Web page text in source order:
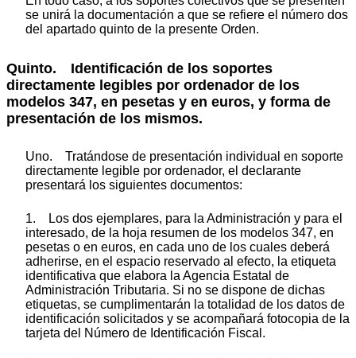
se unirá la documentación a que se refiere el número dos
del apartado quinto de la presente Orden.
Quinto. Identificación de los soportes
directamente legibles por ordenador de los
modelos 347, en pesetas y en euros, y forma de
presentación de los mismos.
Uno. Tratándose de presentación individual en soporte
directamente legible por ordenador, el declarante
presentará los siguientes documentos:
1. Los dos ejemplares, para la Administración y para el
interesado, de la hoja resumen de los modelos 347, en
pesetas o en euros, en cada uno de los cuales deberá
adherirse, en el espacio reservado al efecto, la etiqueta
identificativa que elabora la Agencia Estatal de
Administración Tributaria. Si no se dispone de dichas
etiquetas, se cumplimentarán la totalidad de los datos de
identificación solicitados y se acompañará fotocopia de la
tarjeta del Número de Identificación Fiscal.